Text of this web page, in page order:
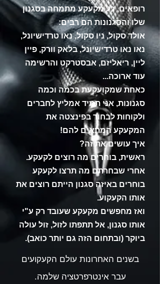
רופאים, כל מקעקע מתמחה בסגנון
שלו והסגנונות הם רבים:
אולד סקול, ניו סקול, נאו טרדישיונל,
נאו נאו טרדישיונל, בלאק וורק, פיין
ליין, ריאליזם, אבסטרקט והרשימה
עוד ארוכה...
כאחת שמקועקעת בכמה וכמה
סגנונות, אני תמיד אמליץ לחברים
ולקוחות לבחור בפינצטה את
המקעקע המתאים להם!
איך עושים את זה?
ראשית, בוחרים מה רוצים לקעקע.
אחרי שבחרתם מה תרצו לקעקע
בוחרים באיזה סגנון הייתם רוצים את
אותו הקעקוע.
ואז מחפשים מקעקע שעובד רק ע"י
אותו סגנון, אל תתפתו לזול, זול עולה
ביוקר (ובתחום הזה גם יותר כואב).
בשנים האחרונות עולם הקעקועים
עבר אינטרפרטציה שלמה.